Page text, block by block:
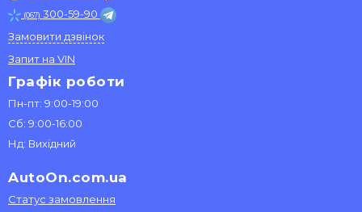
(067) 300-59-90
Замовити дзвінок
Запит на VIN
Графік роботи
Пн-пт: 9:00-19:00
Сб: 9:00-16:00
Нд: Вихідний
AutoOn.com.ua
Статус замовлення